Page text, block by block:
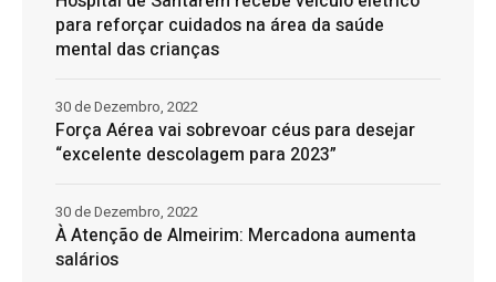
para reforçar cuidados na área da saúde
mental das crianças
Força Aérea vai sobrevoar céus para desejar
“excelente descolagem para 2023”
30 de Dezembro, 2022
À Atenção de Almeirim: Mercadona aumenta
salários
30 de Dezembro, 2022